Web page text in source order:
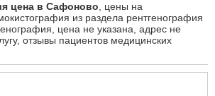
цена в Сафоново, цены на
из раздела рентгенография
цена не указана, адрес не
отзывы пациентов медицинских